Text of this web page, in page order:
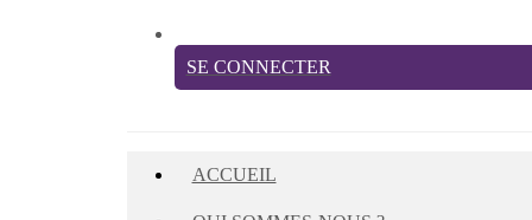
SE CONNECTER
ACCUEIL